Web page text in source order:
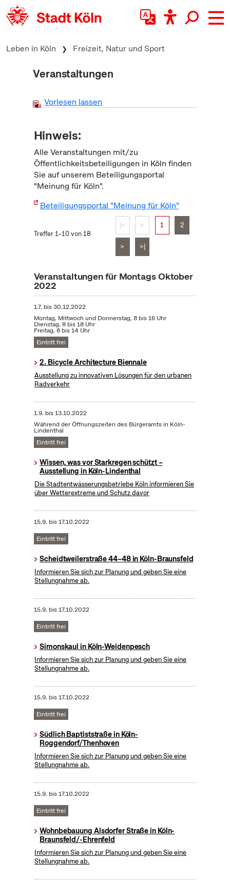
zum Inhalt springen
Leben in Köln Freizeit, Natur und Sport
Veranstaltungen
Vorlesen lassen
Hinweis:
Alle Veranstaltungen mit/zu
Öffentlichkeitsbeteiligungen in Köln finden
Sie auf unserem Beteiligungsportal
"Meinung für Köln".
Beteiligungsportal "Meinung für Köln"
Treffer 1–10 von 18
|< < 1 2
> >|
Veranstaltungen für Montags Oktober
2022
1.7. bis30.12.2022
Montag, Mittwoch und Donnerstag, 8 bis 16 Uhr
Dienstag, 8 bis 18 Uhr
Freitag, 8 bis 14 Uhr
Eintritt frei
2. Bicycle Architecture Biennale
Ausstellung zu innovativen Lösungen für den urbanen
Radverkehr
1.9. bis13.10.2022
Während der Öffnungszeiten des Bürgeramts in Köln-
Lindenthal
Eintritt frei
Wissen, was vor Starkregen schützt –
Ausstellung in Köln-Lindenthal
Die Stadtentwässerungsbetriebe Köln informieren Sie
über Wetterextreme und Schutz davor
15.9. bis17.10.2022
Eintritt frei
Scheidtweilerstraße 44–48 in Köln-Braunsfeld
Informieren Sie sich zur Planung und geben Sie eine
Stellungnahme ab.
15.9. bis17.10.2022
Eintritt frei
Simonskaul in Köln-Weidenpesch
Informieren Sie sich zur Planung und geben Sie eine
Stellungnahme ab.
15.9. bis17.10.2022
Eintritt frei
Südlich Baptiststraße in Köln-
Roggendorf/Thenhoven
Informieren Sie sich zur Planung und geben Sie eine
Stellungnahme ab.
15.9. bis17.10.2022
Eintritt frei
Wohnbebauung Alsdorfer Straße in Köln-
Braunsfeld/-Ehrenfeld
Informieren Sie sich zur Planung und geben Sie eine
Stellungnahme ab.